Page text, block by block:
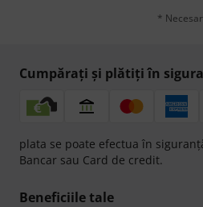
* Necesar
Cumpărați și plătiți în
plata se poate efectua în
Bancar sau Card de credit.
Beneficiile tale